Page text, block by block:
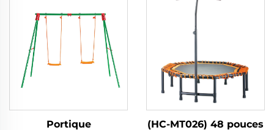
Portique (HC-MT026) 48 pouces